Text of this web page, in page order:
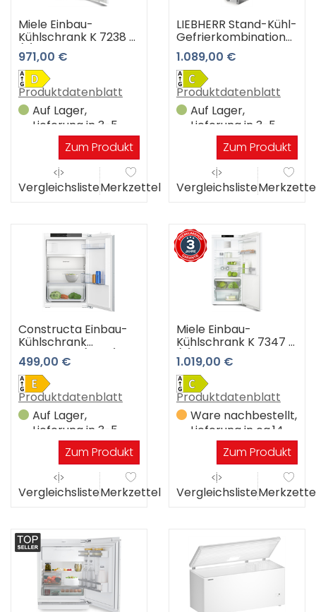
Miele Einbau-
Kühlschrank K 7238 D
(-) 3 Jahre
Premiumshop
Garantie
971,00 €
Produktdatenblatt
Auf Lager,
Lieferung in 3-5
Werktagen
Zum Produkt
VergleichslisteMerkzettel
LIEBHERR Stand-Kühl-
Gefrierkombination
CNsfc 573i-22 3
Jahre Premiumshop
Garantie
1.089,00 €
Produktdatenblatt
Auf Lager,
Lieferung in 3-5
Werktagen
Zum Produkt
Vergleichsliste
Constructa Einbau-
Kühlschrank
CK222EFE0 (weiß)
499,00 €
Produktdatenblatt
Auf Lager,
Lieferung in 3-5
Werktagen
Zum Produkt
VergleichslisteMerkzettel
Miele Einbau-
Kühlschrank K 7347 C
(-) 3 Jahre
Premiumshop
Garantie
1.019,00 €
Produktdatenblatt
Ware nachbestellt,
Lieferung in ca.14
Werktagen
Zum Produkt
Vergleichsliste